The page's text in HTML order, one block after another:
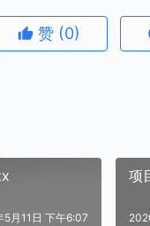
赞 (0)
5月11日 下午6:07
项